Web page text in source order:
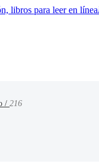
/ 216